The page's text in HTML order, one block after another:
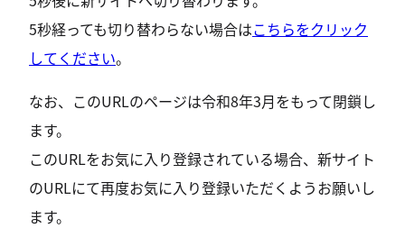
5秒経っても切り替わらない場合はこちらをクリック
してください。
なお、このURLのページは令和8年3月をもって閉鎖し
ます。
このURLをお気に入り登録されている場合、新サイト
のURLにて再度お気に入り登録いただくようお願いし
ます。